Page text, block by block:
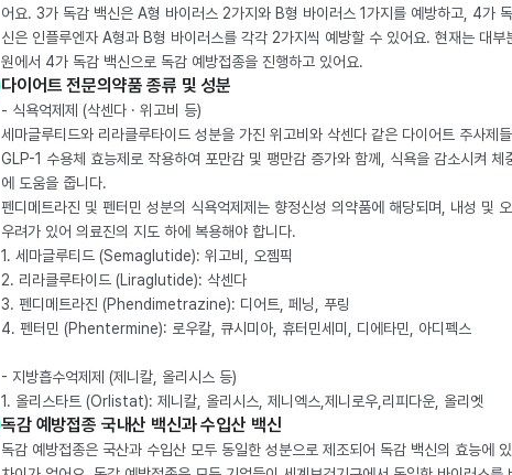
어요. 3가 독감 백신은 A형 바이러스 2가지와 B형 바이러스 1가지를 예방하고, 4가
신은 인플루엔자 A형과 B형 바이러스를 각각 2가지씩 예방할 수 있어요. 현재는 대부
원에서 4가 독감 백신으로 독감 예방접종을 진행하고 있어요.
다이어트 전문의약품 종류 및 성분
- 식욕억제제 (삭센다 · 위고비 등)
세마글루티드와 리라클루타이드 성분을 가진 위고비와 삭센다 같은 다이어트 주사제
GLP-1 수용체 효능제로 작용하여 포만감 및 팽만감 증가와 함께, 식욕을 감소시켜 체
에 도움을 줍니다.
펜디메트라진 및 펜터민 성분의 식욕억제제는 향정신성 의약품에 해당되며, 내성 및
우려가 있어 의료진의 지도 하에 복용해야 합니다.
1. 세마글루티드 (Semaglutide): 위고비, 오젬픽
2. 리라클루타이드 (Liraglutide): 삭센다
3. 펜디메트라진 (Phendimetrazine): 디어트, 페닝, 푸링
4. 펜터민 (Phentermine): 로우칼, 큐시미아, 휴터민세미, 디에타민, 아디펙스
- 지방흡수억제제 (제니칼, 올리시스 등)
1. 올리스타트 (Orlistat): 제니칼, 올리시스, 제니엑스,제니로우,리피다운, 올리엣
독감 예방접종 국내산 백신과 수입산 백신
독감 예방접종은 국산과 수입산 모두 동일한 성분으로 제조되어 독감 백신의 효능에